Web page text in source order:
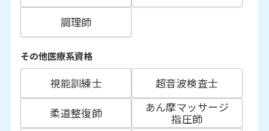
調理師
その他医療系資格
視能訓練士
超音波検査士
柔道整復師
あん摩マッサージ
指圧師